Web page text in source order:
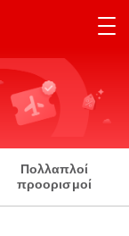
Πολλαπλοί
προορισμοί